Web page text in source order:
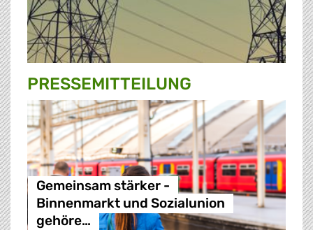
PRESSE­MITTEILUNG
Gemeinsam stärker -
Binnenmarkt und Sozialunion
gehöre…